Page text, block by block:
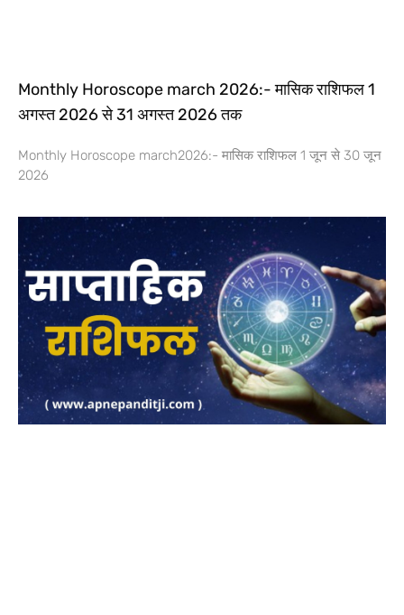
Monthly Horoscope march 2026:- मासिक राशिफल 1
अगस्त 2026 से 31 अगस्त 2026 तक
Monthly Horoscope march2026:- मासिक राशिफल 1 जून से 30 जून
2026